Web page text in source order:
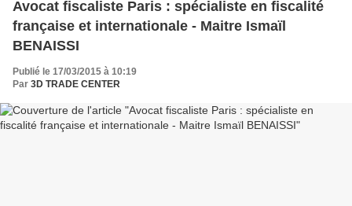
Avocat fiscaliste Paris : spécialiste en fiscalité
française et internationale - Maitre Ismaïl
BENAISSI
Publié le 17/03/2015 à 10:19
Par 3D TRADE CENTER